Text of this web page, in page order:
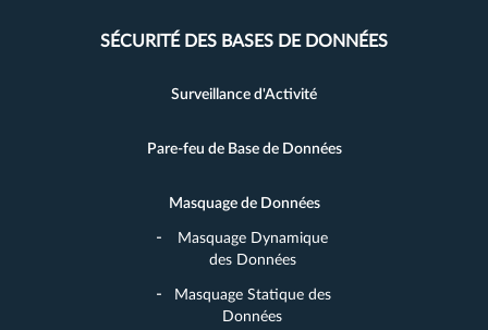
SÉCURITÉ DES BASES DE DONNÉES
Surveillance d'Activité
Pare-feu de Base de Données
Masquage de Données
Masquage Dynamique
des Données
Masquage Statique des
Données